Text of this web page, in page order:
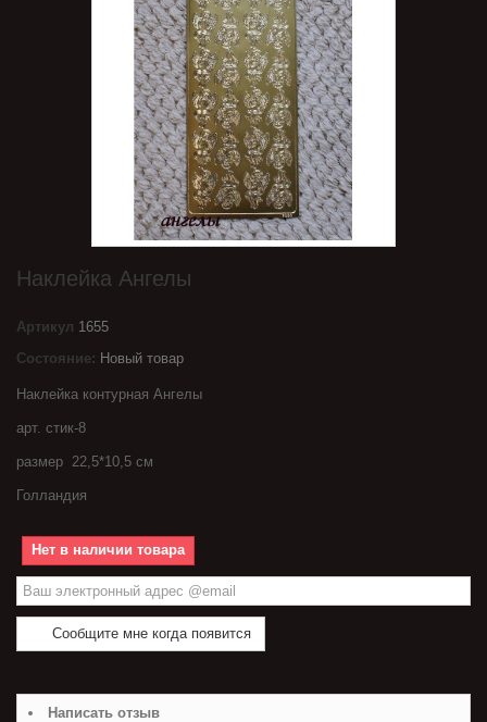
Наклейка Ангелы
Артикул 1655
Состояние: Новый товар
Наклейка контурная Ангелы
арт. стик-8
размер 22,5*10,5 см
Голландия
Нет в наличии товара
Сообщите мне когда появится
Написать отзыв